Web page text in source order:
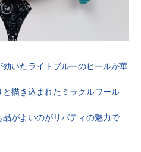
いたライトブルーのヒールが華
描き込まれたミラクルワール
がよいのがリバティの魅力で